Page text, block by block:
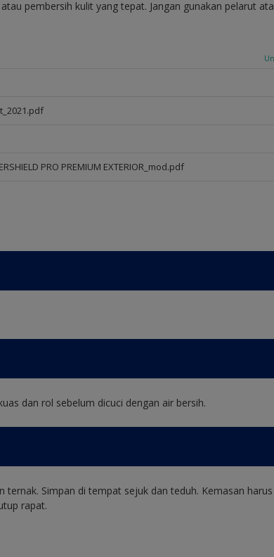
pembersih kulit yang tepat. Jangan gunakan pelarut
PRO PREMIUM EXTERIOR_mod.pdf
dan rol sebelum dicuci dengan air bersih.
ternak. Simpan di tempat sejuk dan teduh. Kemasan
rapat.